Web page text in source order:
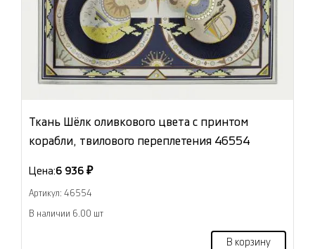
Ткань Шёлк оливкового цвета с принтом
корабли, твилового переплетения 46554
Цена:6 936 ₽
Артикул: 46554
В наличии 6.00 шт
В корзину